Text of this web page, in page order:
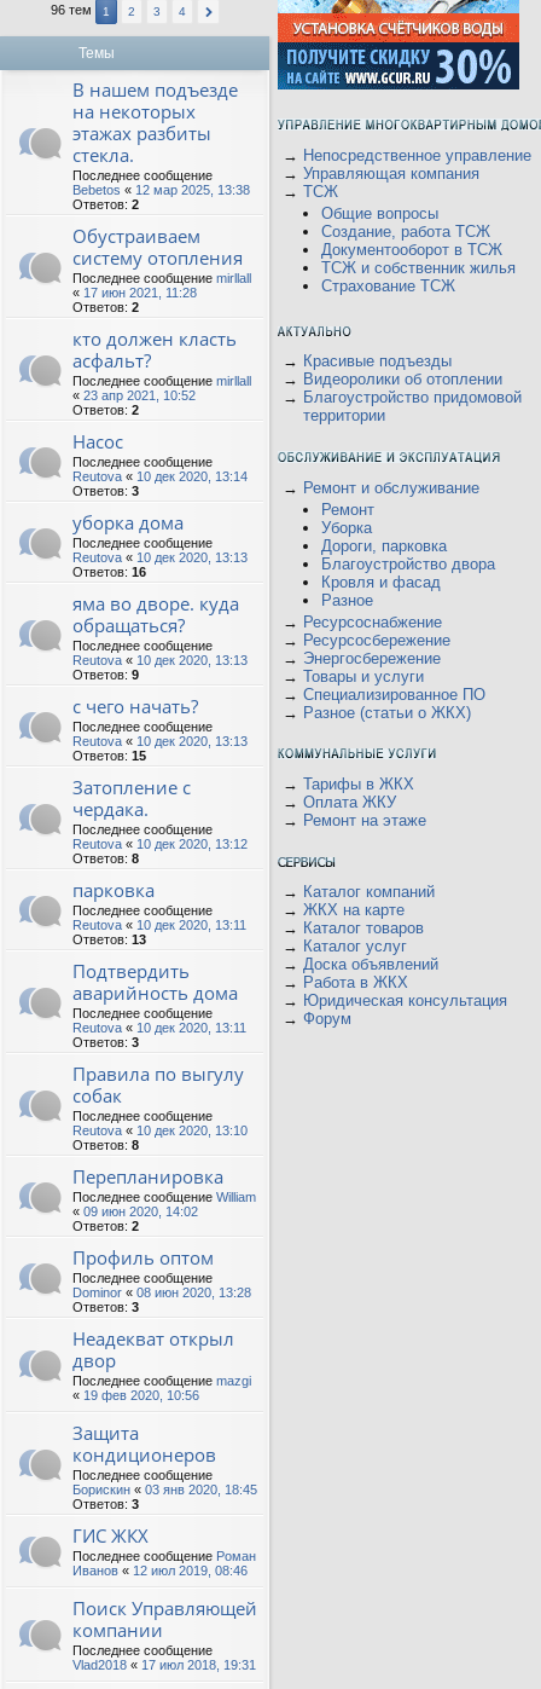
96 тем 1 2 3 4
Темы
В нашем подъезде
на некоторых
этажах разбиты
стекла.
Последнее сообщение
Bebetos « 12 мар 2025, 13:38
Ответов: 2
Обустраиваем
систему отопления
Последнее сообщение mirllall
« 17 июн 2021, 11:28
Ответов: 2
кто должен класть
асфальт?
Последнее сообщение mirllall
« 23 апр 2021, 10:52
Ответов: 2
Насос
Последнее сообщение
Reutova « 10 дек 2020, 13:14
Ответов: 3
уборка дома
Последнее сообщение
Reutova « 10 дек 2020, 13:13
Ответов: 16
яма во дворе. куда
обращаться?
Последнее сообщение
Reutova « 10 дек 2020, 13:13
Ответов: 9
с чего начать?
Последнее сообщение
Reutova « 10 дек 2020, 13:13
Ответов: 15
Затопление с
чердака.
Последнее сообщение
Reutova « 10 дек 2020, 13:12
Ответов: 8
парковка
Последнее сообщение
Reutova « 10 дек 2020, 13:11
Ответов: 13
Подтвердить
аварийность дома
Последнее сообщение
Reutova « 10 дек 2020, 13:11
Ответов: 3
Правила по выгулу
собак
Последнее сообщение
Reutova « 10 дек 2020, 13:10
Ответов: 8
Перепланировка
Последнее сообщение William
« 09 июн 2020, 14:02
Ответов: 2
Профиль оптом
Последнее сообщение
Dominor « 08 июн 2020, 13:28
Ответов: 3
Неадекват открыл
двор
Последнее сообщение mazgi
« 19 фев 2020, 10:56
Защита
кондиционеров
Последнее сообщение
Борискин « 03 янв 2020, 18:45
Ответов: 3
ГИС ЖКХ
Последнее сообщение Роман
Иванов « 12 июл 2019, 08:46
Поиск Управляющей
компании
Последнее сообщение
Vlad2018 « 17 июл 2018, 19:31
→ Непосредственное управление
→ Управляющая компания
→ ТСЖ
Общие вопросы
Создание, работа ТСЖ
Документооборот в ТСЖ
ТСЖ и собственник жилья
Страхование ТСЖ
→ Красивые подъезды
→ Видеоролики об отоплении
→ Благоустройство придомовой
территории
→ Ремонт и обслуживание
Ремонт
Уборка
Дороги, парковка
Благоустройство двора
Кровля и фасад
Разное
→ Ресурсоснабжение
→ Ресурсосбережение
→ Энергосбережение
→ Товары и услуги
→ Специализированное ПО
→ Разное (статьи о ЖКХ)
→ Тарифы в ЖКХ
→ Оплата ЖКУ
→ Ремонт на этаже
→ Каталог компаний
→ ЖКХ на карте
→ Каталог товаров
→ Каталог услуг
→ Доска объявлений
→ Работа в ЖКХ
→ Юридическая консультация
→ Форум